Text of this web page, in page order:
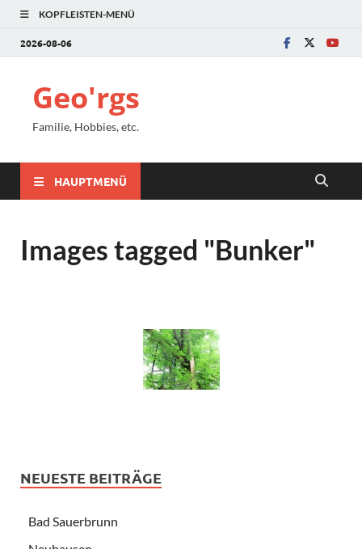
KOPFLEISTEN-MENÜ
2026-08-06
Geo'rgs
Familie, Hobbies, etc.
HAUPTMENÜ
Images tagged "Bunker"
NEUESTE BEITRÄGE
Bad Sauerbrunn